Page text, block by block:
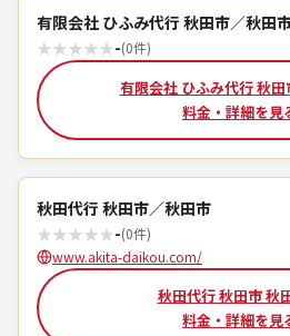
有限会社 ひふみ代行 秋田市／秋田
★★★★★-(0件)
有限会社 ひふみ代行 秋田
料金・詳細を見
秋田代行 秋田市／秋田市
★★★★★-(0件)
www.akita-daikou.com/
秋田代行 秋田市 秋
料金・詳細を見